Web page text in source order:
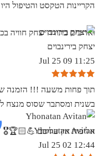
הקריינות הטקסט והטיפול
ואדיבים בתודה יצחק חוויה
יצחק בירינבוים
11:25 09 Jul 25
תוך פחות משעה !!! הזמנה
בשנית ומסתבר שסוס
אליפות אין עליכם 💪🏻🏆🎖
Yhonatan Avitan
12:44 02 Jul 25